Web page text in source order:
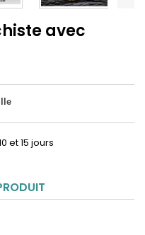
avec
et 15 jours